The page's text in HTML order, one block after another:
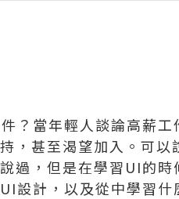
？當年輕人談論高薪
，甚至渴望加入。可
過，但是在學習UI的
設計，以及從中學習什